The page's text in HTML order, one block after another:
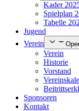
Kader
Spielplan
Tabelle
Jugend
Verein
Verein
Historie
Vorstand
Sponsoren
Kontakt